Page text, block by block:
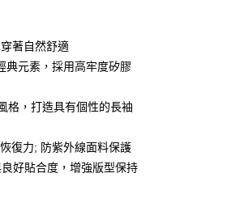
運費
著自然舒適
典元素，採用高牢度矽膠
格，打造具有個性的長袖
復力; 防紫外線面料保護
好貼合度，增強版型保持